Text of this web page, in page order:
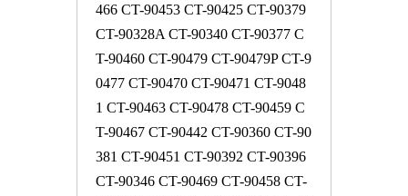
466 CT-90453 CT-90425 CT-90379
CT-90328A CT-90340 CT-90377 C
T-90460 CT-90479 CT-90479P CT-9
0477 CT-90470 CT-90471 CT-9048
1 CT-90463 CT-90478 CT-90459 C
T-90467 CT-90442 CT-90360 CT-90
381 CT-90451 CT-90392 CT-90396
CT-90346 CT-90469 CT-90458 CT-